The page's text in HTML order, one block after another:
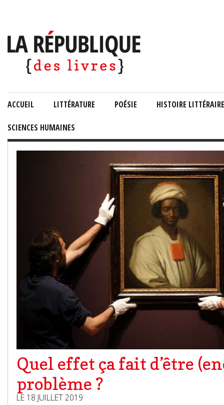
ACCUEIL LITTÉRATURE POÉSIE HISTOIRE LITTÉRAIRE
SCIENCES HUMAINES
Quel effet ça fait d’être
problème ?
LE 18 JUILLET 2019